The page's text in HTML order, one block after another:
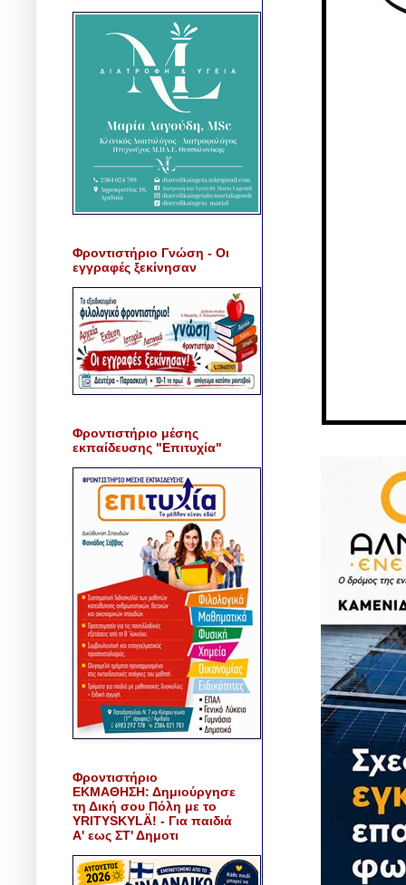
Φροντιστήριο Γνώση - Οι
εγγραφές ξεκίνησαν
Φροντιστήριο μέσης
εκπαίδευσης "Επιτυχία"
Φροντιστήριο
ΕΚΜΑΘΗΣΗ: Δημιούργησε
τη Δική σου Πόλη με το
YRITYSKYLÄ! - Για παιδιά
Α' εως ΣΤ' Δημοτι